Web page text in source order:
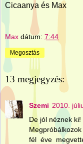
Cicaanya és Max
Max dátum: 7:44
Megosztás
13 megjegyzés:
Szemi 2010.
De jól néznek ki!
fél éve